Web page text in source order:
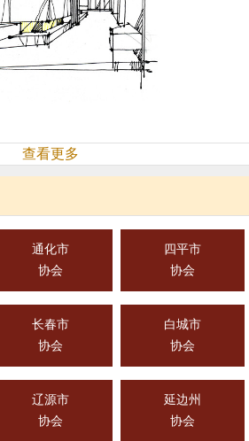
查看更多
通化市
协会
四平市
协会
长春市
协会
白城市
协会
辽源市
协会
延边州
协会